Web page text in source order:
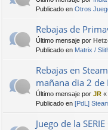
Publicado en Otros
Rebajas de
Último mensaje por
Publicado en Matrix /
Rebajas en
mañana dia 2 de
Último mensaje por JR «
Publicado en [PdL]
Juego de la